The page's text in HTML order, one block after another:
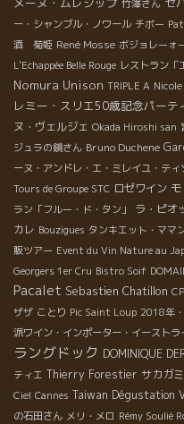
竹澤さん
ー・シャンブル・ノワール チボー
酒 菊姫 René Mosse ボジョレーォ
L'Echappée Belle Rouge レストラン「
Nomura Unison TRIPLE A
レミー・スリエ50歳記念パーテ
ヌ・ヴェルジェ Okada Hiroshi san
ジュラの鏡さん Bruno Duchene
ーヌ・アンドレ・エ・ミレイユ・ティ
Tours de Groupe STC ロゼワイン
ラン「フルー・ド・タン」
ラ・ピオ
カレ Bouzigues タンキエット・ママ
販ツアー Event du Vin Nature au
Georgers 1er Cru Bistro Soif
Pacalet Sebastien Chatillon
ザザ ことり Pic Saint Loup 2018年
派ワイン・インポーター・イーストラ
ラングドック DOMINIQUE
ティエ Thierry Forestier サカガ
Ciel Cannes Taiwan Dégustation
の石田さん メリ・メロ Rémy Soulié